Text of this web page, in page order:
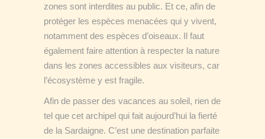
zones sont interdites au public. Et ce, afin de
protéger les espèces menacées qui y vivent,
notamment des espèces d’oiseaux. Il faut
également faire attention à respecter la nature
dans les zones accessibles aux visiteurs, car
l’écosystème y est fragile.
Afin de passer des vacances au soleil, rien de
tel que cet archipel qui fait aujourd’hui la fierté
de la Sardaigne. C’est une destination parfaite